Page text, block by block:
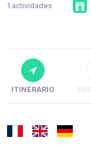
1 actividades
ITINERARIO